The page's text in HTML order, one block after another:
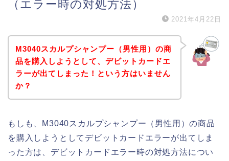
（エラー時の対処方法）
2021年4月22日
M3040スカルプシャンプー（男性用）の商
品を購入しようとして、デビットカードエ
ラーが出てしまった！という方はいません
か？
もしも、M3040スカルプシャンプー（男性用）の商品
を購入しようとしてデビットカードエラーが出てしま
った方は、デビットカードエラー時の対処方法につい